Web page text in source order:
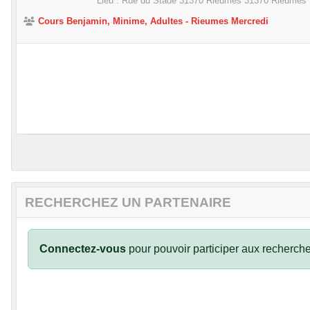
Cours Benjamin, Minime, Adultes - Rieumes Mercredi
RECHERCHEZ UN PARTENAIRE
Connectez-vous pour pouvoir participer aux